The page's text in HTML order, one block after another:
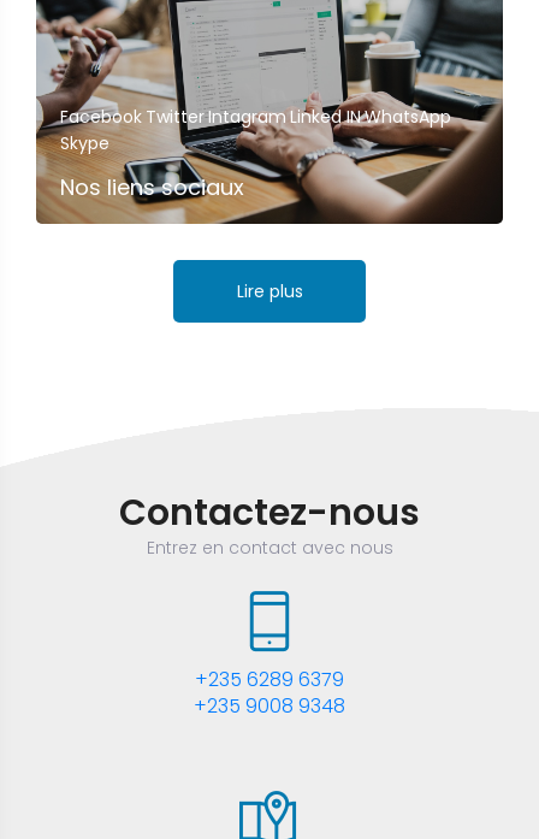
Facebook TwitterIntagramLinked INWhatsApp
Skype
Nos liens sociaux
Lire plus
Contactez-nous
Entrez en contact avec nous
+235 6289 6379
+235 9008 9348